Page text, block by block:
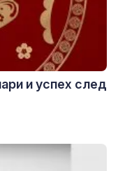
и успех след